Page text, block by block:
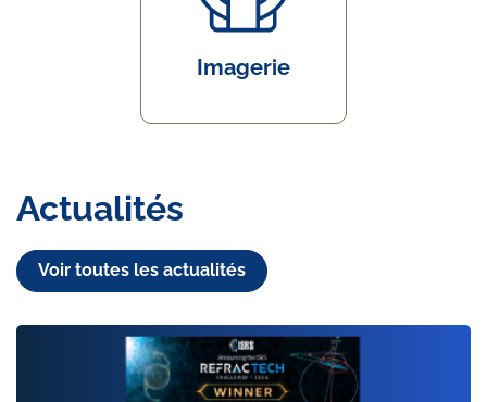
Imagerie
Actualités
Voir toutes les actualités